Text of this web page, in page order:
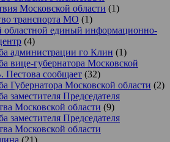
Московской области (1)
транспорта МО (1)
областной единый информационно-
(4)
администрации го Клин (1)
вице-губернатора Московской
Пестова сообщает (32)
Губернатора Московской области (2)
заместителя Председателя
Московской области (9)
заместителя Председателя
Московской области
(21)